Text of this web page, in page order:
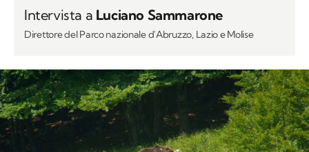
Intervista a Luciano Sammarone
Direttore del Parco nazionale d'Abruzzo, Lazio e Molise